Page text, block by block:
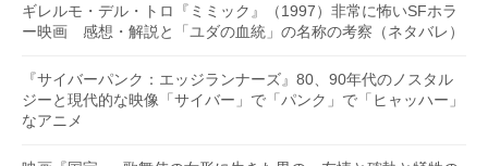
ギレルモ・デル・トロ『ミミック』（1997）非常に怖いSFホラ
ー映画 感想・解説と「ユダの血統」の名称の考察（ネタバレ）
『サイバーパンク：エッジランナーズ』80、90年代のノスタル
ジーと現代的な映像「サイバー」で「パンク」で「ヒャッハー」
なアニメ